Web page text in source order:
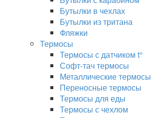
Бутылки в чехлах
Бутылки из тритана
Фляжки
Термосы
Термосы с датчиком t°
Софт-тач термосы
Металлические термосы
Переносные термосы
Термосы для еды
Термосы с чехлом